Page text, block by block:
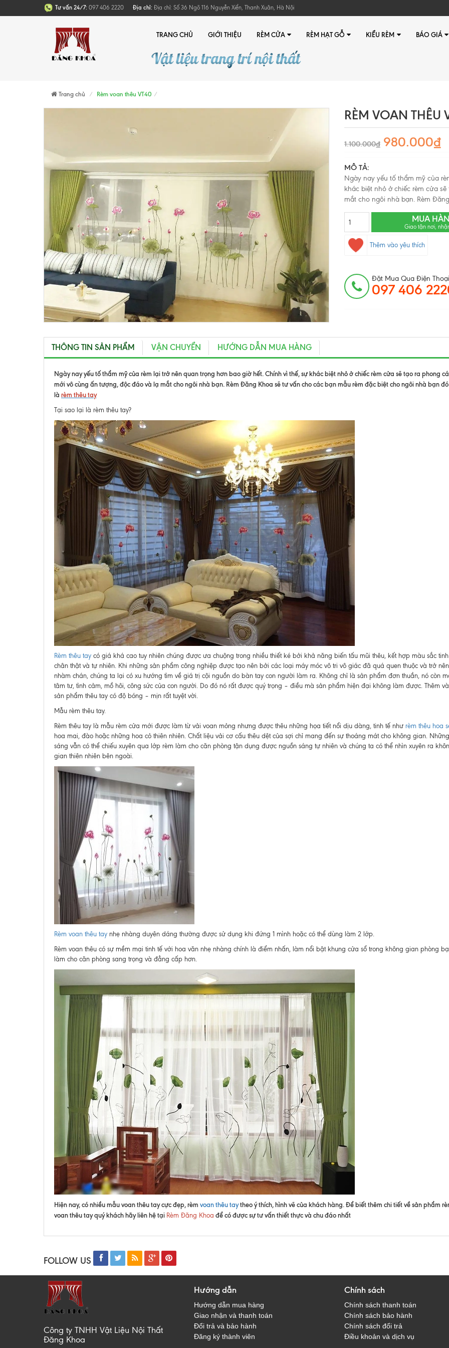
Tư vấn 24/7: 097 406 2220 Địa chỉ: Địa chỉ: Số 36 Ngõ 116 Nguyễn Xiển, Thanh Xuân, Hà Nội
TRANG CHỦ GIỚI THIỆU RÈM CỬA RÈM HẠT GỖ KIỂU RÈM BÁO GIÁ
Trang chủ Rèm voan thêu VT40
RÈM VOAN THÊU
1.100.000₫ 980.000₫
MÔ TẢ:
Ngày nay yếu tố thẩm mỹ của
khác biệt nhỏ ở chiếc rèm cửa
mắt cho ngôi nhà bạn. Rèm
MUA
Giao tận nơi,
Thêm vào yêu thích
Đặt Mua Qua Điện
097 406
THÔNG TIN SẢN PHẨM VẬN CHUYỂN HƯỚNG DẪN MUA HÀNG
Ngày nay yếu tố thẩm mỹ của rèm lại trở nên quan trọng hơn bao giờ hết. Chính vì thế, sự khác biệt nhỏ ở chiếc rèm cửa sẽ tạo ra phong
mới vô cùng ấn tượng, độc đáo và lạ mắt cho ngôi nhà bạn. Rèm Đăng Khoa sẽ tư vấn cho các bạn mẫu rèm đặc biệt cho ngôi nhà bạn
là rèm thêu tay
Tại sao lại là rèm thêu tay?
Rèm thêu tay có giá khá cao tuy nhiên chúng được ưa chuộng trong nhiều thiết ké bởi khả năng biến tấu mũi thêu, kết hợp màu sắc
chân thật và tự nhiên. Khi những sản phẩm công nghiệp được tạo nên bởi các loại máy móc vô tri vô giác đã quá quen thuộc và trở nên
nhàm chán, chúng ta lại có xu hướng tìm về giá trị cội nguồn do bàn tay con người làm ra. Không chỉ là sản phẩm đơn thuần, nó còn
tâm tư, tình cảm, mồ hôi, công sức của con người. Do đó nó rất được quý trọng – điều mà sản phẩm hiện đại không làm được. Thêm
sản phẩm thêu tay có độ bóng – mịn rất tuyệt vời.
Mẫu rèm thêu tay.
Rèm thêu tay là mẫu rèm cửa mới được làm từ vải voan mỏng nhưng được thêu những họa tiết nổi dịu dàng, tinh tế như rèm thêu hoa
hoa mai, đào hoặc những hoa cỏ thiên nhiên. Chất liệu vải cơ cấu thêu dệt của sợi chỉ mang đến sự thoáng mát cho không gian.
sáng vẫn có thể chiếu xuyên qua lớp rèm làm cho căn phòng tận dụng được nguồn sáng tự nhiên và chúng ta có thể nhìn xuyên ra
gian thiên nhiên bên ngoài.
Rèm voan thêu tay nhẹ nhàng duyên dáng thường được sử dụng khi đứng 1 mình hoặc có thể dùng làm 2 lớp.
Rèm voan thêu có sự mềm mại tinh tế với hoa văn nhẹ nhàng chính là điểm nhấn, làm nổi bật khung cửa sổ trong không gian phòng
làm cho căn phòng sang trọng và đẳng cấp hơn.
Hiện nay, có nhiều mẫu voan thêu tay cực đẹp, rèm voan thêu taytheo ý thích, hình vẽ của khách hàng. Để biết thêm chi tiết về sản phẩm
voan thêu tay quý khách hãy liên hệ tại Rèm Đăng Khoa để có được sự tư vấn thiết thực và chu đáo nhất
FOLLOW US
Công ty TNHH Vật Liệu Nội Thất
Đăng Khoa
Hướng dẫn
Hướng dẫn mua hàng
Giao nhận và thanh toán
Đổi trả và bảo hành
Đăng ký thành viên
Chính sách
Chính sách thanh toán
Chính sách bảo hành
Chính sách đổi trả
Điều khoản và dịch vụ